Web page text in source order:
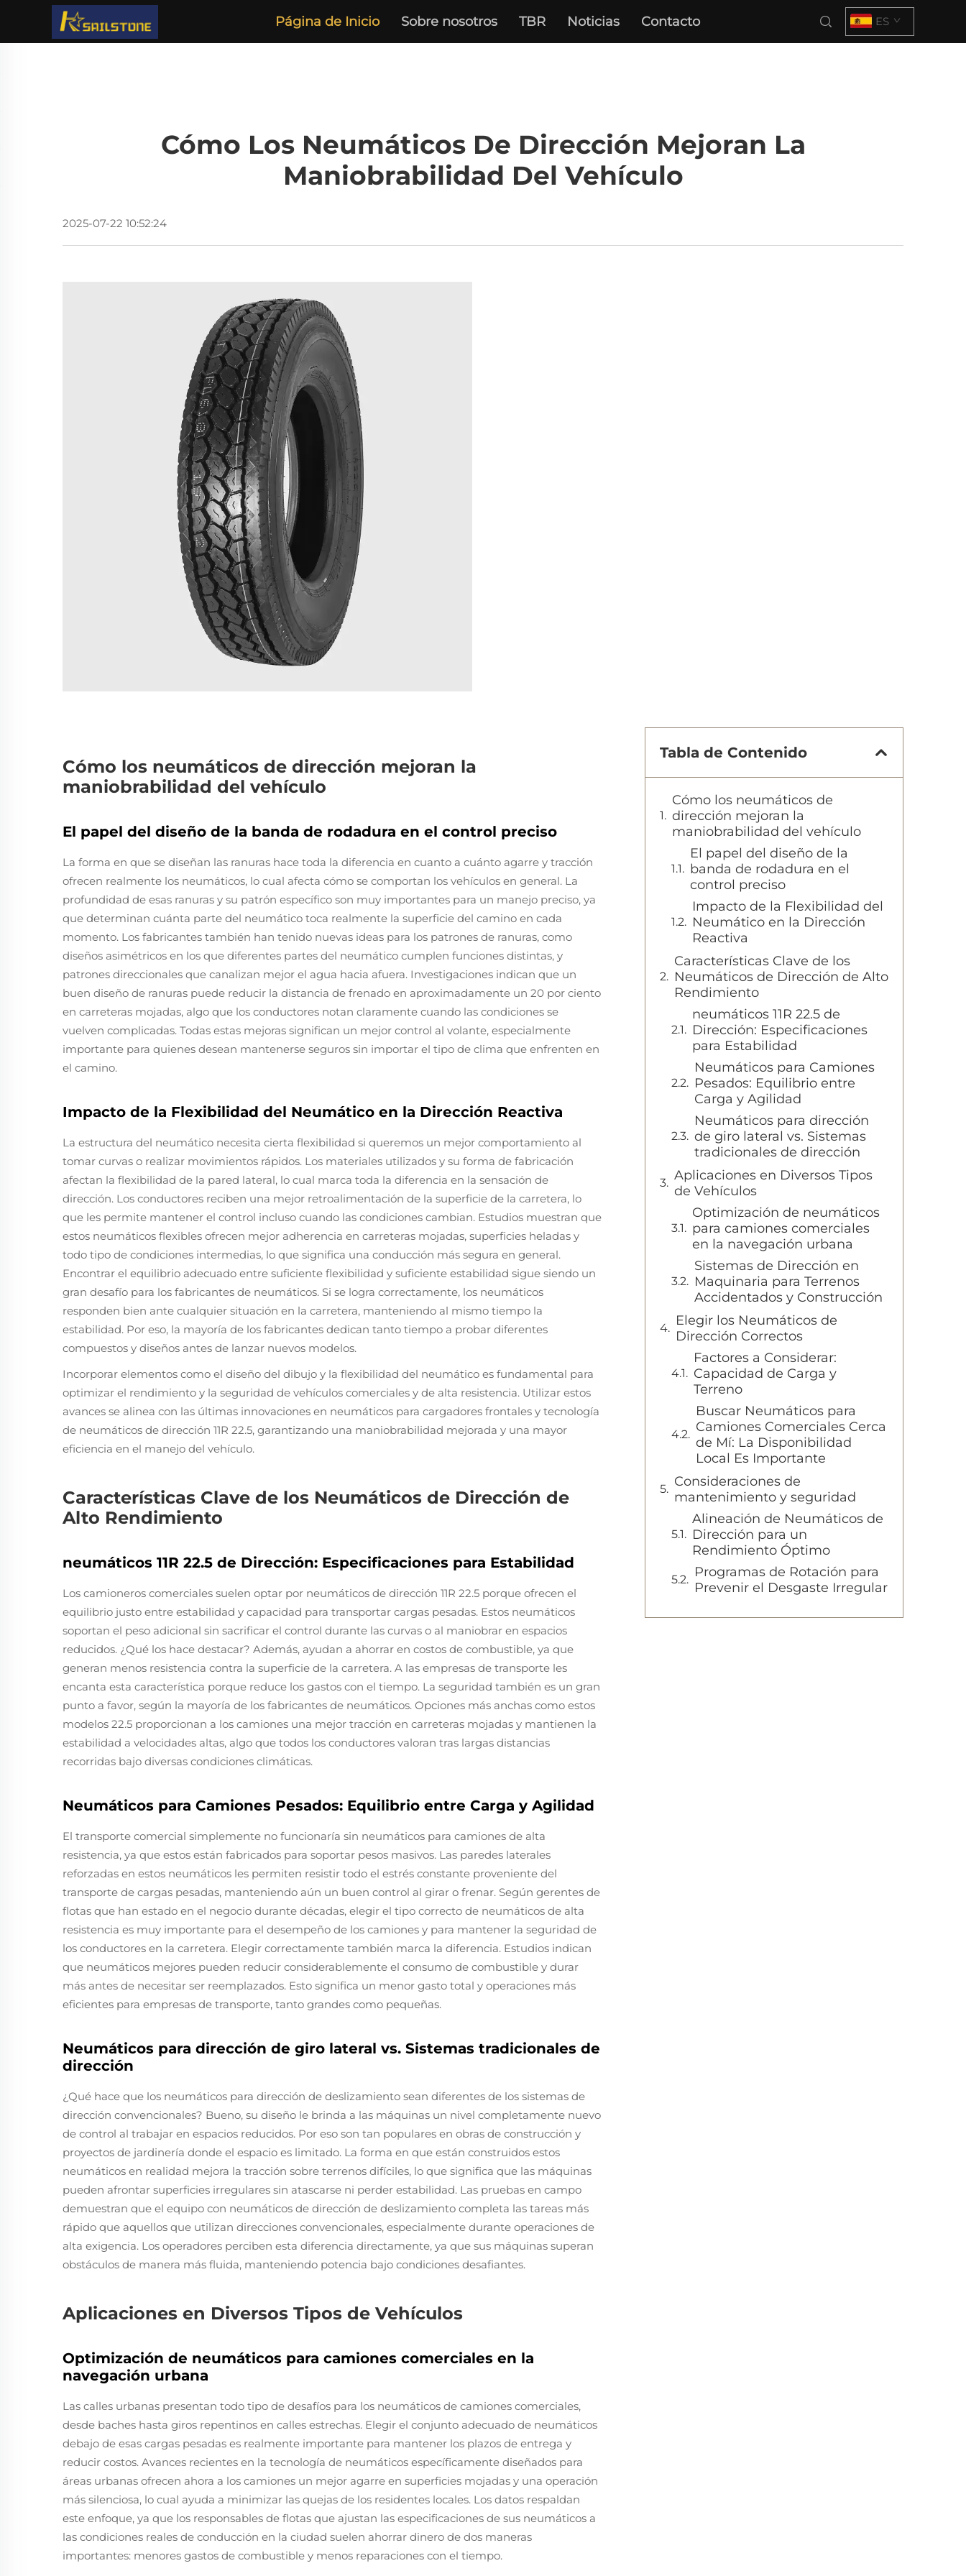
Página de Inicio Sobre nosotros TBR Noticias Contacto ES
Cómo Los Neumáticos De Dirección Mejoran La
Maniobrabilidad Del Vehículo
2025-07-22 10:52:24
Cómo los neumáticos de dirección mejoran la
maniobrabilidad del vehículo
El papel del diseño de la banda de rodadura en el control preciso
La forma en que se diseñan las ranuras hace toda la diferencia en cuanto a cuánto agarre y tracción
ofrecen realmente los neumáticos, lo cual afecta cómo se comportan los vehículos en general. La
profundidad de esas ranuras y su patrón específico son muy importantes para un manejo preciso, ya
que determinan cuánta parte del neumático toca realmente la superficie del camino en cada
momento. Los fabricantes también han tenido nuevas ideas para los patrones de ranuras, como
diseños asimétricos en los que diferentes partes del neumático cumplen funciones distintas, y
patrones direccionales que canalizan mejor el agua hacia afuera. Investigaciones indican que un
buen diseño de ranuras puede reducir la distancia de frenado en aproximadamente un 20 por ciento
en carreteras mojadas, algo que los conductores notan claramente cuando las condiciones se
vuelven complicadas. Todas estas mejoras significan un mejor control al volante, especialmente
importante para quienes desean mantenerse seguros sin importar el tipo de clima que enfrenten en
el camino.
Impacto de la Flexibilidad del Neumático en la Dirección Reactiva
La estructura del neumático necesita cierta flexibilidad si queremos un mejor comportamiento al
tomar curvas o realizar movimientos rápidos. Los materiales utilizados y su forma de fabricación
afectan la flexibilidad de la pared lateral, lo cual marca toda la diferencia en la sensación de
dirección. Los conductores reciben una mejor retroalimentación de la superficie de la carretera, lo
que les permite mantener el control incluso cuando las condiciones cambian. Estudios muestran que
estos neumáticos flexibles ofrecen mejor adherencia en carreteras mojadas, superficies heladas y
todo tipo de condiciones intermedias, lo que significa una conducción más segura en general.
Encontrar el equilibrio adecuado entre suficiente flexibilidad y suficiente estabilidad sigue siendo un
gran desafío para los fabricantes de neumáticos. Si se logra correctamente, los neumáticos
responden bien ante cualquier situación en la carretera, manteniendo al mismo tiempo la
estabilidad. Por eso, la mayoría de los fabricantes dedican tanto tiempo a probar diferentes
compuestos y diseños antes de lanzar nuevos modelos.
Incorporar elementos como el diseño del dibujo y la flexibilidad del neumático es fundamental para
optimizar el rendimiento y la seguridad de vehículos comerciales y de alta resistencia. Utilizar estos
avances se alinea con las últimas innovaciones en neumáticos para cargadores frontales y tecnología
de neumáticos de dirección 11R 22.5, garantizando una maniobrabilidad mejorada y una mayor
eficiencia en el manejo del vehículo.
Características Clave de los Neumáticos de Dirección de
Alto Rendimiento
neumáticos 11R 22.5 de Dirección: Especificaciones para Estabilidad
Los camioneros comerciales suelen optar por neumáticos de dirección 11R 22.5 porque ofrecen el
equilibrio justo entre estabilidad y capacidad para transportar cargas pesadas. Estos neumáticos
soportan el peso adicional sin sacrificar el control durante las curvas o al maniobrar en espacios
reducidos. ¿Qué los hace destacar? Además, ayudan a ahorrar en costos de combustible, ya que
generan menos resistencia contra la superficie de la carretera. A las empresas de transporte les
encanta esta característica porque reduce los gastos con el tiempo. La seguridad también es un gran
punto a favor, según la mayoría de los fabricantes de neumáticos. Opciones más anchas como estos
modelos 22.5 proporcionan a los camiones una mejor tracción en carreteras mojadas y mantienen la
estabilidad a velocidades altas, algo que todos los conductores valoran tras largas distancias
recorridas bajo diversas condiciones climáticas.
Neumáticos para Camiones Pesados: Equilibrio entre Carga y Agilidad
El transporte comercial simplemente no funcionaría sin neumáticos para camiones de alta
resistencia, ya que estos están fabricados para soportar pesos masivos. Las paredes laterales
reforzadas en estos neumáticos les permiten resistir todo el estrés constante proveniente del
transporte de cargas pesadas, manteniendo aún un buen control al girar o frenar. Según gerentes de
flotas que han estado en el negocio durante décadas, elegir el tipo correcto de neumáticos de alta
resistencia es muy importante para el desempeño de los camiones y para mantener la seguridad de
los conductores en la carretera. Elegir correctamente también marca la diferencia. Estudios indican
que neumáticos mejores pueden reducir considerablemente el consumo de combustible y durar
más antes de necesitar ser reemplazados. Esto significa un menor gasto total y operaciones más
eficientes para empresas de transporte, tanto grandes como pequeñas.
Neumáticos para dirección de giro lateral vs. Sistemas tradicionales de
dirección
¿Qué hace que los neumáticos para dirección de deslizamiento sean diferentes de los sistemas de
dirección convencionales? Bueno, su diseño le brinda a las máquinas un nivel completamente nuevo
de control al trabajar en espacios reducidos. Por eso son tan populares en obras de construcción y
proyectos de jardinería donde el espacio es limitado. La forma en que están construidos estos
neumáticos en realidad mejora la tracción sobre terrenos difíciles, lo que significa que las máquinas
pueden afrontar superficies irregulares sin atascarse ni perder estabilidad. Las pruebas en campo
demuestran que el equipo con neumáticos de dirección de deslizamiento completa las tareas más
rápido que aquellos que utilizan direcciones convencionales, especialmente durante operaciones de
alta exigencia. Los operadores perciben esta diferencia directamente, ya que sus máquinas superan
obstáculos de manera más fluida, manteniendo potencia bajo condiciones desafiantes.
Aplicaciones en Diversos Tipos de Vehículos
Optimización de neumáticos para camiones comerciales en la
navegación urbana
Las calles urbanas presentan todo tipo de desafíos para los neumáticos de camiones comerciales,
desde baches hasta giros repentinos en calles estrechas. Elegir el conjunto adecuado de neumáticos
debajo de esas cargas pesadas es realmente importante para mantener los plazos de entrega y
reducir costos. Avances recientes en la tecnología de neumáticos específicamente diseñados para
áreas urbanas ofrecen ahora a los camiones un mejor agarre en superficies mojadas y una operación
más silenciosa, lo cual ayuda a minimizar las quejas de los residentes locales. Los datos respaldan
este enfoque, ya que los responsables de flotas que ajustan las especificaciones de sus neumáticos a
las condiciones reales de conducción en la ciudad suelen ahorrar dinero de dos maneras
importantes: menores gastos de combustible y menos reparaciones con el tiempo.
Tabla de Contenido
Cómo los neumáticos de
dirección mejoran la
maniobrabilidad del vehículo
El papel del diseño de la
banda de rodadura en el
control preciso
Impacto de la Flexibilidad del
Neumático en la Dirección
Reactiva
Características Clave de los
Neumáticos de Dirección de Alto
Rendimiento
neumáticos 11R 22.5 de
Dirección: Especificaciones
para Estabilidad
Neumáticos para Camiones
Pesados: Equilibrio entre
Carga y Agilidad
Neumáticos para dirección
de giro lateral vs. Sistemas
tradicionales de dirección
Aplicaciones en Diversos Tipos
de Vehículos
Optimización de neumáticos
para camiones comerciales
en la navegación urbana
Sistemas de Dirección en
Maquinaria para Terrenos
Accidentados y Construcción
Elegir los Neumáticos de
Dirección Correctos
Factores a Considerar:
Capacidad de Carga y
Terreno
Buscar Neumáticos para
Camiones Comerciales Cerca
de Mí: La Disponibilidad
Local Es Importante
Consideraciones de
mantenimiento y seguridad
Alineación de Neumáticos de
Dirección para un
Rendimiento Óptimo
Programas de Rotación para
Prevenir el Desgaste Irregular